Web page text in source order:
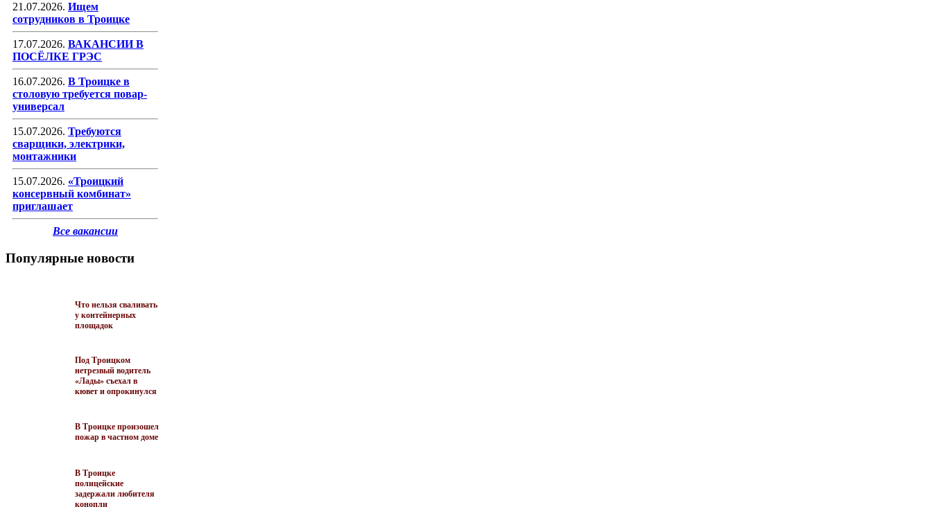
21.07.2026. Ищем
сотрудников в Троицке
17.07.2026. ВАКАНСИИ В
ПОСЁЛКЕ ГРЭС
16.07.2026. В Троицке в
столовую требуется повар-
универсал
15.07.2026. Требуются
сварщики, электрики,
монтажники
15.07.2026. «Троицкий
консервный комбинат»
приглашает
Все вакансии
Популярные новости
Что нельзя сваливать
у контейнерных
площадок
Под Троицком
нетрезвый водитель
«Лады» съехал в
кювет и опрокинулся
В Троицке произошел
пожар в частном доме
В Троицке
полицейские
задержали любителя
конопли